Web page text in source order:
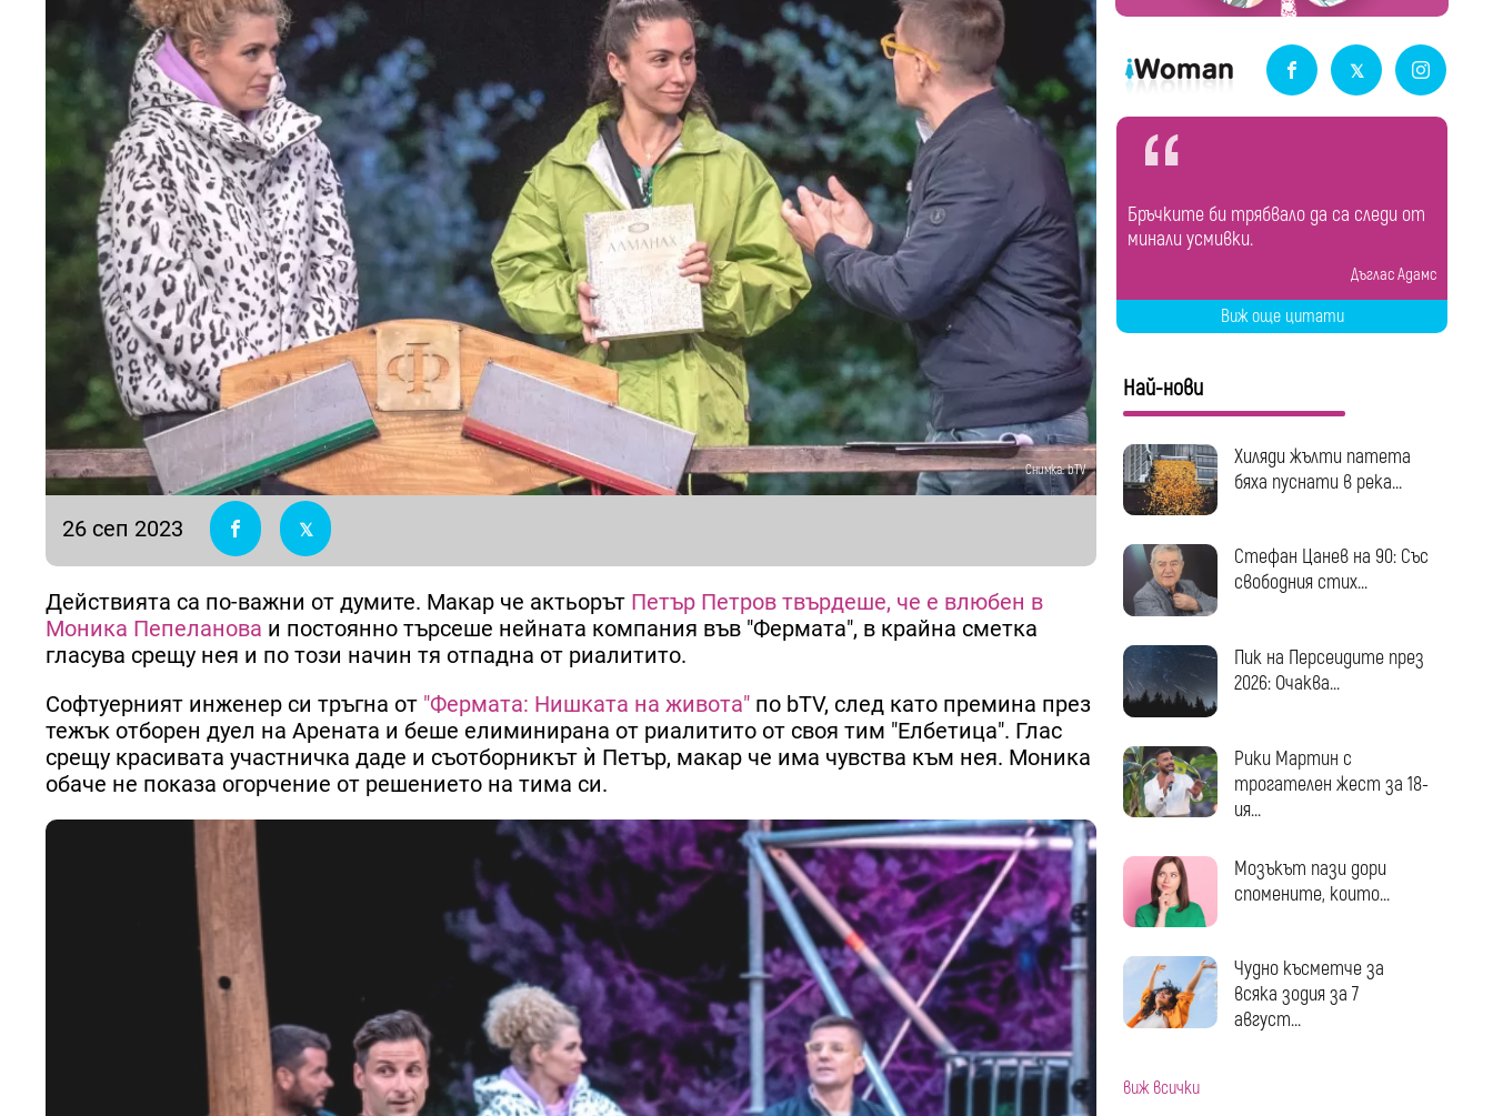
Снимка: bTV
26 сеп 2023
Действията са по-важни от думите. Макар че актьорът Петър Петров твърдеше, че е влюбен в
Моника Пепеланова и постоянно търсеше нейната компания във "Фермата", в крайна сметка
гласува срещу нея и по този начин тя отпадна от риалитито.
Софтуерният инженер си тръгна от "Фермата: Нишката на живота" по bTV, след като премина през
тежък отборен дуел на Арената и беше елиминирана от риалитито от своя тим "Елбетица". Глас
срещу красивата участничка даде и съотборникът ѝ Петър, макар че има чувства към нея. Моника
обаче не показа огорчение от решението на тима си.
Бръчките би трябвало да са следи от
минали усмивки.
Дъглас Адамс
Виж още цитати
Най-нови
Хиляди жълти патета
бяха пуснати в река...
Стефан Цанев на 90: Със
свободния стих...
Пик на Персеидите през
2026: Очаква...
Рики Мартин с
трогателен жест за 18-
ия...
Мозъкът пази дори
спомените, които...
Чудно късметче за
всяка зодия за 7
август...
виж всички